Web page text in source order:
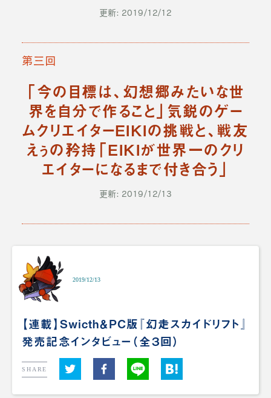
更新: 2019/12/12
第三回
「今の目標は、幻想郷みたいな世
界を自分で作ること」気鋭のゲー
ムクリエイターEIKIの挑戦と、戦友
えぅの矜持「EIKIが世界一のクリ
エイターになるまで付き合う」
更新: 2019/12/13
2019/12/13
【連載】Swicth＆PC版『幻走スカイドリフト』
発売記念インタビュー（全３回）
SHARE